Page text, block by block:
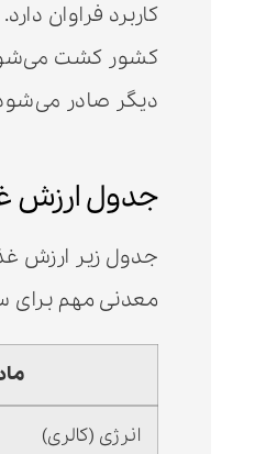
کاربرد فراوان
کشور کشت
دیگر صادر
جدول ارزش
معدنی مهم
انرژی (کالری)